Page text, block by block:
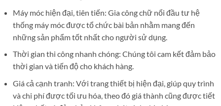
Máy móc hiện đại, tiên tiến: Gia công chữ nổi đầu tư hệ
thống máy móc được tổ chức bài bản nhằm mang đến
những sản phẩm tốt nhất cho người sử dụng.
Thời gian thi công nhanh chóng: Chúng tôi cam kết đảm bảo
thời gian và tiến độ cho khách hàng.
Giá cả cạnh tranh: Với trang thiết bị hiện đại, giúp quy trình
và chi phí được tối ưu hóa, theo đó giá thành cũng được tiết